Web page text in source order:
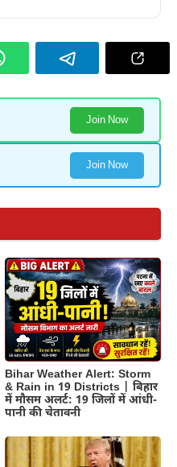
Join Now
Join Now
Bihar Weather Alert: Storm
& Rain in 19 Districts | बिहार
में मौसम अलर्ट: 19 जिलों में आंधी-
पानी की चेतावनी